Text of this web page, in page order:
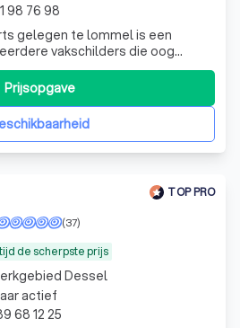
gelegen te lommel is een
vakschilders die oog
jaren ervaring. Ze hebben een
werkzaamheden worden ordelijk
die in on
Prijsopgave
98 76 98
TOP PRO
de scherpste prijs
(37)
Dessel
actief
68 12 25